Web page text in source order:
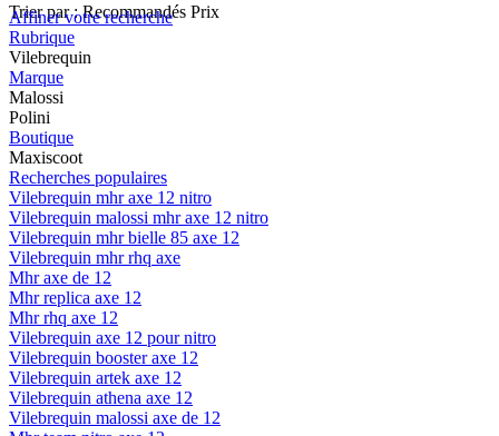
Trier par : Recommandés Prix
Affiner votre recherche
Rubrique
Vilebrequin
Marque
Malossi
Polini
Boutique
Maxiscoot
Recherches populaires
Vilebrequin mhr axe 12 nitro
Vilebrequin malossi mhr axe 12 nitro
Vilebrequin mhr bielle 85 axe 12
Vilebrequin mhr rhq axe
Mhr axe de 12
Mhr replica axe 12
Mhr rhq axe 12
Vilebrequin axe 12 pour nitro
Vilebrequin booster axe 12
Vilebrequin artek axe 12
Vilebrequin athena axe 12
Vilebrequin malossi axe de 12